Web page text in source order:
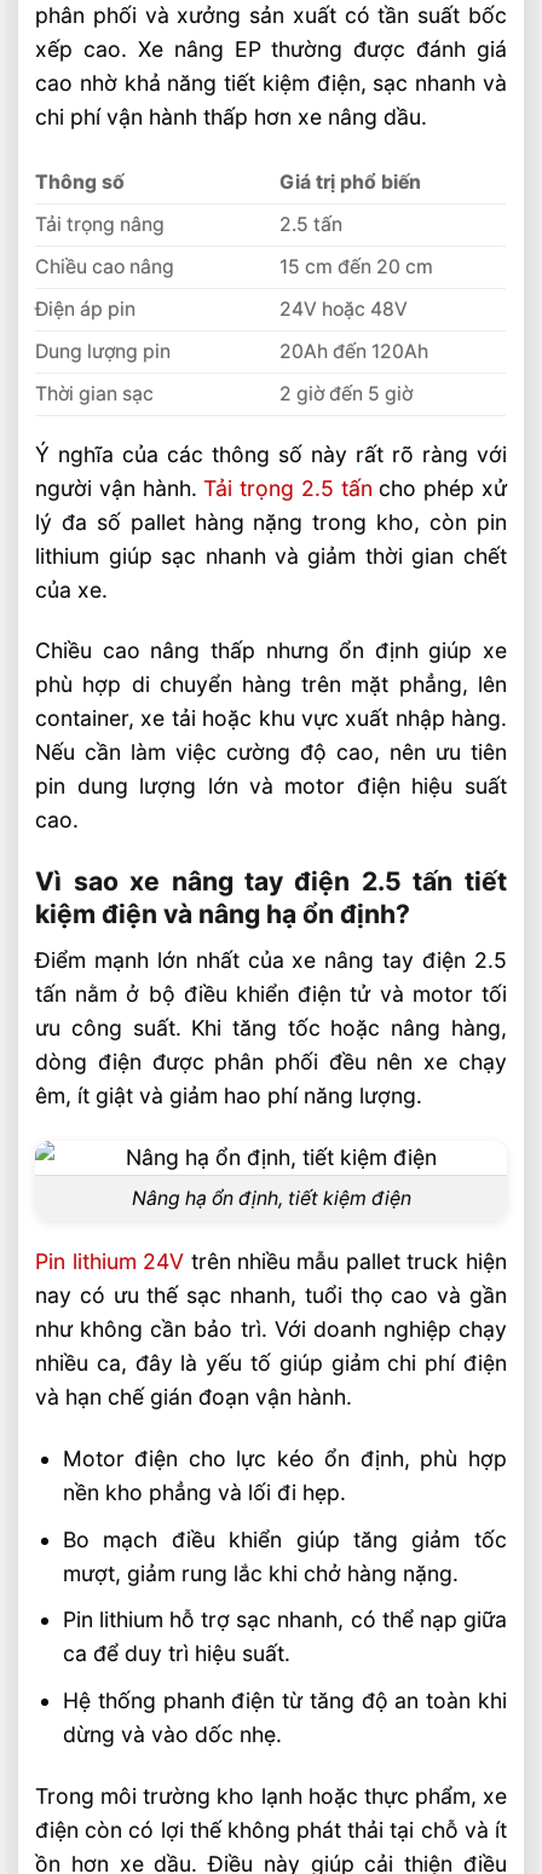
cho kho lạnh không?
Tổng hợp thông tin và dịch vụ
Video: Xe Nâng Tay Điện 2.5 Tấn Tiết
Kiệm Điện Nâng Hạ Ổn Định
Liên hệ mua sản phẩm
Bài Viết Liên Quan
Xe Nâng Dầu 3 Tấn Nâng Cao 6 Mét Có
Phổ Biến Hiện Nay?
Xe Nâng Dầu 3 Tấn Nâng Cao 4.5 Mét
Nên Chọn Loại Nào?
Xe Nâng Lithium Tải Trọng Nào Phù Hợp
So Sánh Hiệu Suất Nâng Xe Nâng Lithium
Theo Từng Tải Trọng
Xe Nâng Lithium 2 Tấn Và 3 Tấn Khác
Nhau Thế Nào
Chọn Xe Nâng Lithium Theo Nhu Cầu Sử
Dụng Thực Tế Hiệu Quả
Xe Nâng Điện Lithium Tải Trọng Nào Phù
Hợp Cho Kho Nhỏ
phân phối và xưởng sản xuất có tần suất bốc
xếp cao. Xe nâng EP thường được đánh giá
cao nhờ khả năng tiết kiệm điện, sạc nhanh và
chi phí vận hành thấp hơn xe nâng dầu.
Thông số
Giá trị phổ biến
Tải trọng nâng
2.5 tấn
Chiều cao nâng
15 cm đến 20 cm
Điện áp pin
24V hoặc 48V
Dung lượng pin
20Ah đến 120Ah
Thời gian sạc
2 giờ đến 5 giờ
Ý nghĩa của các thông số này rất rõ ràng với
người vận hành.Tải trọng 2.5 tấn cho phép xử
lý đa số pallet hàng nặng trong kho, còn pin
lithium giúp sạc nhanh và giảm thời gian chết
của xe.
Chiều cao nâng thấp nhưng ổn định giúp xe
phù hợp di chuyển hàng trên mặt phẳng, lên
container, xe tải hoặc khu vực xuất nhập hàng.
Nếu cần làm việc cường độ cao, nên ưu tiên
pin dung lượng lớn và motor điện hiệu suất
cao.
Vì sao xe nâng tay điện 2.5 tấn tiết
kiệm điện và nâng hạ ổn định?
Điểm mạnh lớn nhất của xe nâng tay điện 2.5
tấn nằm ở bộ điều khiển điện tử và motor tối
ưu công suất. Khi tăng tốc hoặc nâng hàng,
dòng điện được phân phối đều nên xe chạy
êm, ít giật và giảm hao phí năng lượng.
Nâng hạ ổn định, tiết kiệm điện
Pin lithium 24V trên nhiều mẫu pallet truck hiện
nay có ưu thế sạc nhanh, tuổi thọ cao và gần
như không cần bảo trì. Với doanh nghiệp chạy
nhiều ca, đây là yếu tố giúp giảm chi phí điện
và hạn chế gián đoạn vận hành.
Motor điện cho lực kéo ổn định, phù hợp
nền kho phẳng và lối đi hẹp.
Bo mạch điều khiển giúp tăng giảm tốc
mượt, giảm rung lắc khi chở hàng nặng.
Pin lithium hỗ trợ sạc nhanh, có thể nạp giữa
ca để duy trì hiệu suất.
Hệ thống phanh điện từ tăng độ an toàn khi
dừng và vào dốc nhẹ.
Trong môi trường kho lạnh hoặc thực phẩm, xe
điện còn có lợi thế không phát thải tại chỗ và ít
ồn hơn xe dầu. Điều này giúp cải thiện điều